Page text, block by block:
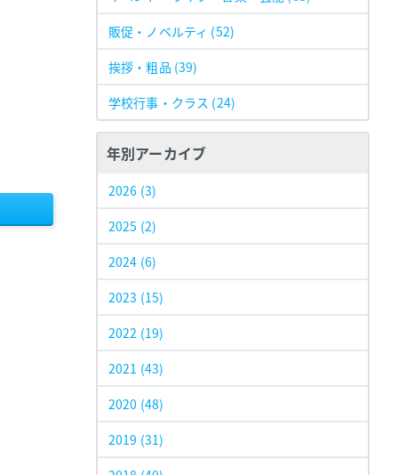
販促・ノベルティ (52)
挨拶・粗品 (39)
学校行事・クラス (24)
年別アーカイブ
2026 (3)
2025 (2)
2024 (6)
2023 (15)
2022 (19)
2021 (43)
2020 (48)
2019 (31)